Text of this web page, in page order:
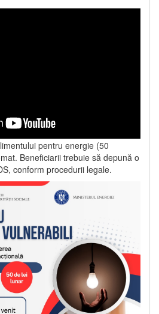
pentru energie (50
Beneficiarii trebuie să depună o
conform procedurii legale.